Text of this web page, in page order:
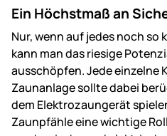
Ein Höchstmaß an
Nur, wenn auf jedes noch
kann man das riesige
ausschöpfen. Jede einzelne
Zaunanlage sollte dabei
dem Elektrozaungerät
Zaunpfähle eine wichtige